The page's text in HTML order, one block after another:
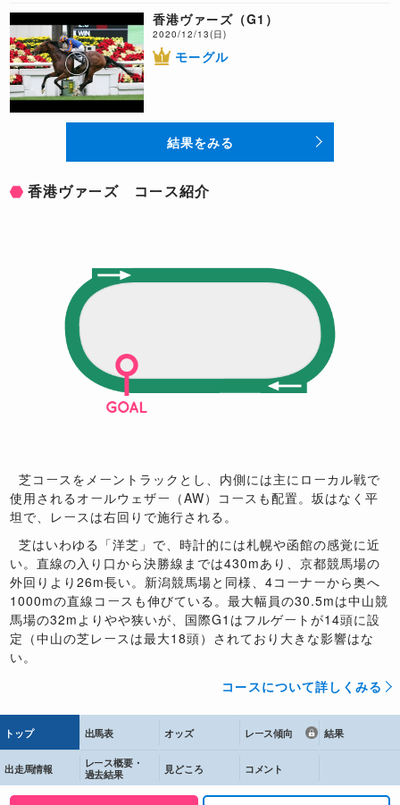
香港ヴァーズ（G1）
2020/12/13(日)
モーグル
結果をみる
香港ヴァーズ コース紹介
芝コースをメーントラックとし、内側には主にローカル戦で
使用されるオールウェザー（AW）コースも配置。坂はなく平
坦で、レースは右回りで施行される。
芝はいわゆる「洋芝」で、時計的には札幌や函館の感覚に近
い。直線の入り口から決勝線までは430mあり、京都競馬場の
外回りより26m長い。新潟競馬場と同様、4コーナーから奥へ
1000mの直線コースも伸びている。最大幅員の30.5mは中山競
馬場の32mよりやや狭いが、国際G1はフルゲートが14頭に設
定（中山の芝レースは最大18頭）されており大きな影響はな
い。
コースについて詳しくみる
トップ 出馬表 オッズ レース傾向 結果
出走馬情報
レース概要・
過去結果
見どころ コメント